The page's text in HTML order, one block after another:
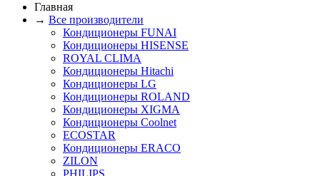
Главная
→ Все производители
Кондиционеры FUNAI
Кондиционеры HISENSE
ROYAL CLIMA
Кондиционеры Hitachi
Кондиционеры LG
Кондиционеры ROLAND
Кондиционеры XIGMA
Кондиционеры Coolnet
ECOSTAR
Кондиционеры ERACO
ZILON
PHILIPS